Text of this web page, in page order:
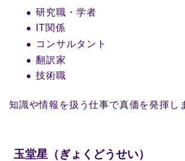
研究職・学者
IT関係
コンサルタント
翻訳家
技術職
知識や情報を扱う仕事で真価を発揮し
玉堂星（ぎょくどうせい）